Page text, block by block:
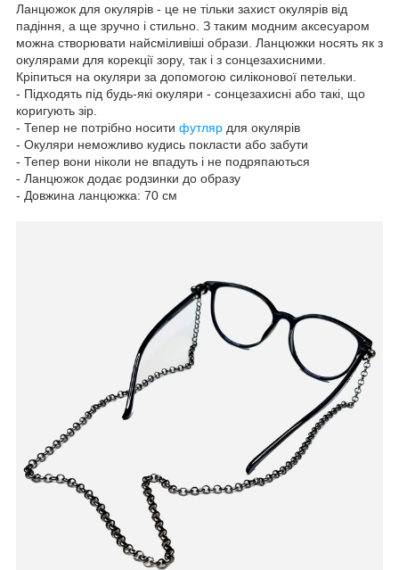
Ланцюжок для окулярів - це не тільки захист окулярів від
падіння, а ще зручно і стильно. З таким модним аксесуаром
можна створювати найсміливіші образи. Ланцюжки носять як з
окулярами для корекції зору, так і з сонцезахисними.
Кріпиться на окуляри за допомогою силіконової петельки.
- Підходять під будь-які окуляри - сонцезахисні або такі, що
коригують зір.
- Тепер не потрібно носити футляр для окулярів
- Окуляри неможливо кудись покласти або забути
- Тепер вони ніколи не впадуть і не подряпаються
- Ланцюжок додає родзинки до образу
- Довжина ланцюжка: 70 см